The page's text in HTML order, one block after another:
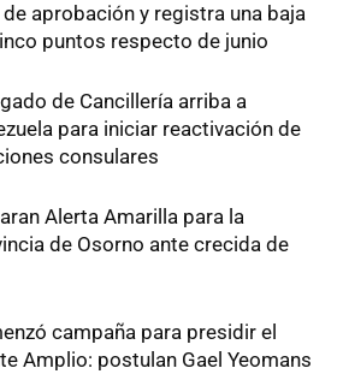
de aprobación y registra una baja
puntos respecto de junio
de Cancillería arriba a
para iniciar reactivación de
consulares
Alerta Amarilla para la
de Osorno ante crecida de
campaña para presidir el
Amplio: postulan Gael Yeomans